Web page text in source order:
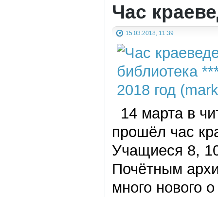
Час
15.03.2018, 11:39
14 марта в
прошёл час
Учащиеся 8,
Почётным
много нового